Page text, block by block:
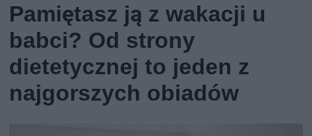
Pamiętasz ją z wakacji u
babci? Od strony
dietetycznej to jeden z
najgorszych obiadów